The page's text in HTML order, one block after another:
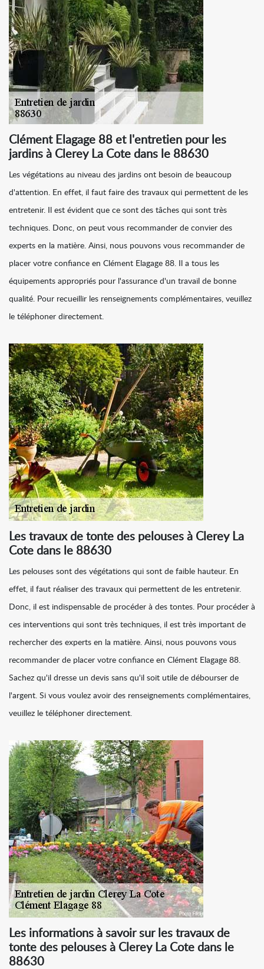
Clément Elagage 88 et l'entretien pour les
jardins à Clerey La Cote dans le 88630
Les végétations au niveau des jardins ont besoin de beaucoup
d'attention. En effet, il faut faire des travaux qui permettent de les
entretenir. Il est évident que ce sont des tâches qui sont très
techniques. Donc, on peut vous recommander de convier des
experts en la matière. Ainsi, nous pouvons vous recommander de
placer votre confiance en Clément Elagage 88. Il a tous les
équipements appropriés pour l'assurance d'un travail de bonne
qualité. Pour recueillir les renseignements complémentaires, veuillez
le téléphoner directement.
Les travaux de tonte des pelouses à Clerey La
Cote dans le 88630
Les pelouses sont des végétations qui sont de faible hauteur. En
effet, il faut réaliser des travaux qui permettent de les entretenir.
Donc, il est indispensable de procéder à des tontes. Pour procéder à
ces interventions qui sont très techniques, il est très important de
rechercher des experts en la matière. Ainsi, nous pouvons vous
recommander de placer votre confiance en Clément Elagage 88.
Sachez qu'il dresse un devis sans qu'il soit utile de débourser de
l'argent. Si vous voulez avoir des renseignements complémentaires,
veuillez le téléphoner directement.
Les informations à savoir sur les travaux de
tonte des pelouses à Clerey La Cote dans le
88630